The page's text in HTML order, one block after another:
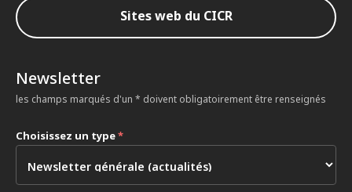
Sites web du CICR
Newsletter
les champs marqués d'un * doivent obligatoirement être renseignés
Choisissez un type*